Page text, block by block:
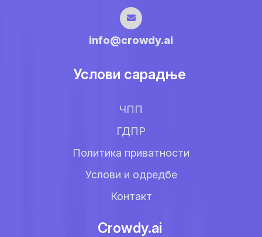
info@crowdy.ai
Услови сарадње
ЧПП
ГДПР
Политика приватности
Услови и одредбе
Контакт
Crowdy.ai